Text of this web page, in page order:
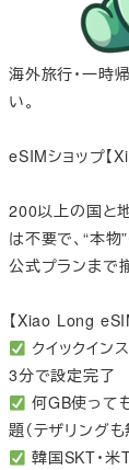
海外旅行・一時
い。
eSIMショップ【
200以上の国と
は不要で、“本
公式プランまで
【Xiao Long
クイックイン
3分で設定完了
何GB使って
題（テザリングも
韓国SKT・米